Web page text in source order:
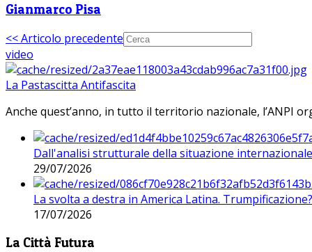
Gianmarco Pisa
<< Articolo precedente
video
La Pastascitta Antifascita
Anche quest’anno, in tutto il territorio nazionale, l’ANPI
Dall'analisi strutturale della situazione
29/07/2026
La svolta a destra in America Latina. Trumpificazione?
17/07/2026
La Città Futura